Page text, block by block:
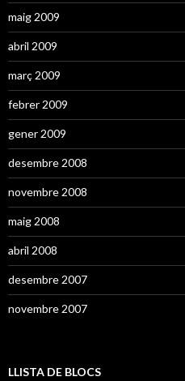
maig 2009
abril 2009
març 2009
febrer 2009
gener 2009
desembre 2008
novembre 2008
maig 2008
abril 2008
desembre 2007
novembre 2007
LLISTA DE BLOCS